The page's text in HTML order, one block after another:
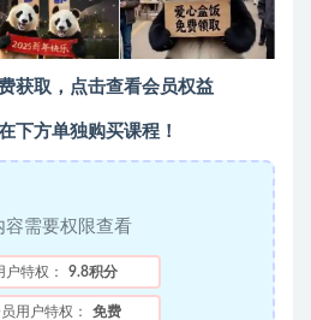
获取，点击查看会员权益
下方单独购买课程！
容需要权限查看
户特权： 9.8积分
用户特权： 免费